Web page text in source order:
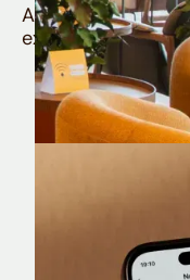
Aproveite todos
exclusivas da sua